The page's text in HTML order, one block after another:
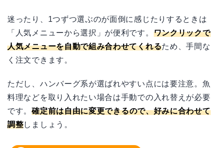
迷ったり、1つずつ選ぶのが面倒に感じたりするときは
「人気メニューから選択」が便利です。 ワンクリックで
人気メニューを自動で組み合わせてくれるため、手間な
く注文できます。
ただし、ハンバーグ系が選ばれやすい点には要注意。魚
料理などを取り入れたい場合は手動での入れ替えが必要
です。確定前は自由に変更できるので、好みに合わせて
調整しましょう。